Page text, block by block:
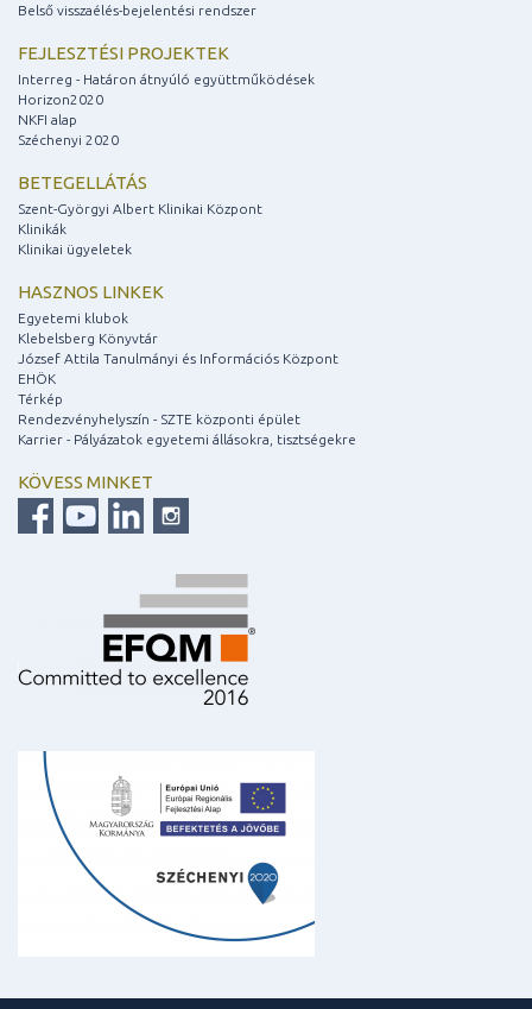
Belső visszaélés-bejelentési rendszer
FEJLESZTÉSI PROJEKTEK
Interreg - Határon átnyúló együttműködések
Horizon2020
NKFI alap
Széchenyi 2020
BETEGELLÁTÁS
Szent-Györgyi Albert Klinikai Központ
Klinikák
Klinikai ügyeletek
HASZNOS LINKEK
Egyetemi klubok
Klebelsberg Könyvtár
József Attila Tanulmányi és Információs Központ
EHÖK
Térkép
Rendezvényhelyszín - SZTE központi épület
Karrier - Pályázatok egyetemi állásokra, tisztségekre
KÖVESS MINKET